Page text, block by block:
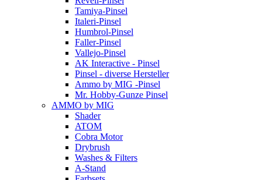
Tamiya-Pinsel
Italeri-Pinsel
Humbrol-Pinsel
Faller-Pinsel
Vallejo-Pinsel
AK Interactive - Pinsel
Pinsel - diverse Hersteller
Ammo by MIG -Pinsel
Mr. Hobby-Gunze Pinsel
AMMO by MIG
Shader
ATOM
Cobra Motor
Drybrush
Washes & Filters
A-Stand